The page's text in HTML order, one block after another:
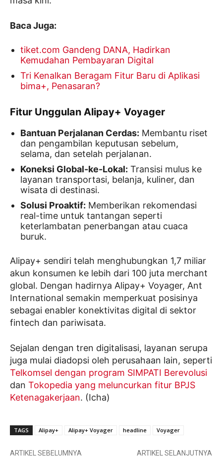
Baca Juga:
tiket.com Gandeng DANA, Hadirkan
Kemudahan Pembayaran Digital
Tri Kenalkan Beragam Fitur Baru di Aplikasi
bima+, Penasaran?
Fitur Unggulan Alipay+ Voyager
Bantuan Perjalanan Cerdas: Membantu riset
dan pengambilan keputusan sebelum,
selama, dan setelah perjalanan.
Koneksi Global-ke-Lokal: Transisi mulus ke
layanan transportasi, belanja, kuliner, dan
wisata di destinasi.
Solusi Proaktif: Memberikan rekomendasi
real-time untuk tantangan seperti
keterlambatan penerbangan atau cuaca
buruk.
Alipay+ sendiri telah menghubungkan 1,7 miliar
akun konsumen ke lebih dari 100 juta merchant
global. Dengan hadirnya Alipay+ Voyager, Ant
International semakin memperkuat posisinya
sebagai enabler konektivitas digital di sektor
fintech dan pariwisata.
Sejalan dengan tren digitalisasi, layanan serupa
juga mulai diadopsi oleh perusahaan lain, seperti
Telkomsel dengan program SIMPATI Berevolusi
dan Tokopedia yang meluncurkan fitur BPJS
Ketenagakerjaan. (Icha)
TAGS Alipay+ Alipay+ Voyager headline Voyager
ARTIKEL SEBELUMNYA ARTIKEL SELANJUTNYA